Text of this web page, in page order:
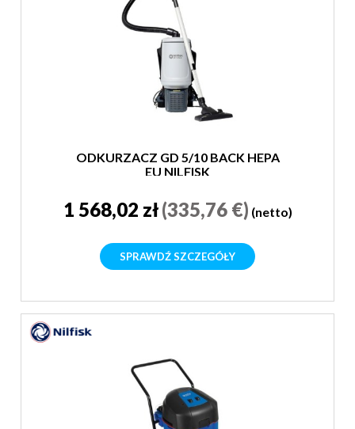
ODKURZACZ GD 5/10 BACK HEPA
EU NILFISK
1 568,02 zł(335,76 €) (netto)
SPRAWDŹ SZCZEGÓŁY